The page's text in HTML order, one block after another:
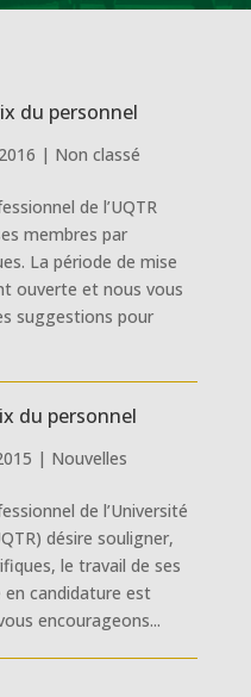
du personnel
| Non classé
de l’UQTR
membres par
La période de mise
ouverte et nous vous
suggestions pour
du personnel
| Nouvelles
de l’Université
désire souligner,
le travail de ses
en candidature est
encourageons...